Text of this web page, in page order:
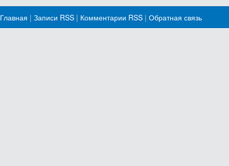
Главная | Записи RSS | Комментарии RSS | Обратная связь